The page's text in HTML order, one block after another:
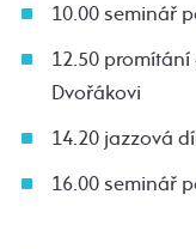
10.00 seminář
12.50
Dvořákovi
14.20 jazzová
16.00 seminář